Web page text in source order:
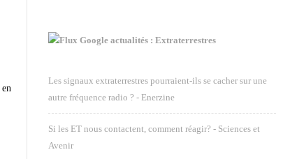
Google actualités : Extraterrestres
Les signaux extraterrestres pourraient-ils se cacher sur une
autre fréquence radio ? - Enerzine
Si les ET nous contactent, comment réagir? - Sciences et
Avenir